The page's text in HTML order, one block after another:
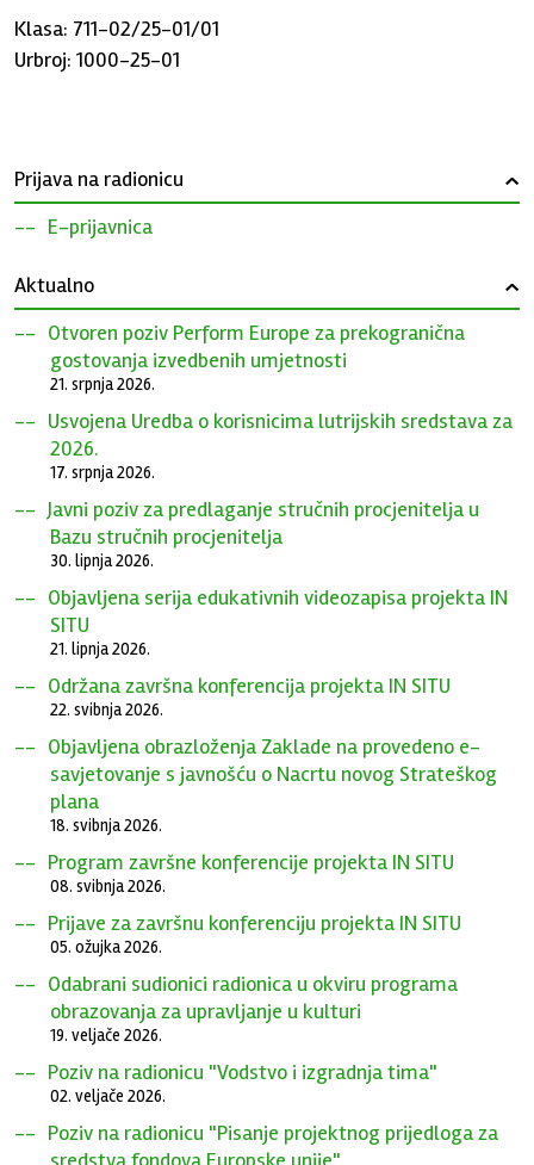
Klasa: 711-02/25-01/01
Urbroj: 1000-25-01
Prijava na radionicu ›
E-prijavnica
Aktualno ›
Otvoren poziv Perform Europe za prekogranična
gostovanja izvedbenih umjetnosti
21. srpnja 2026.
Usvojena Uredba o korisnicima lutrijskih sredstava za
2026.
17. srpnja 2026.
Javni poziv za predlaganje stručnih procjenitelja u
Bazu stručnih procjenitelja
30. lipnja 2026.
Objavljena serija edukativnih videozapisa projekta IN
SITU
21. lipnja 2026.
Održana završna konferencija projekta IN SITU
22. svibnja 2026.
Objavljena obrazloženja Zaklade na provedeno e-
savjetovanje s javnošću o Nacrtu novog Strateškog
plana
18. svibnja 2026.
Program završne konferencije projekta IN SITU
08. svibnja 2026.
Prijave za završnu konferenciju projekta IN SITU
05. ožujka 2026.
Odabrani sudionici radionica u okviru programa
obrazovanja za upravljanje u kulturi
19. veljače 2026.
Poziv na radionicu "Vodstvo i izgradnja tima"
02. veljače 2026.
Poziv na radionicu "Pisanje projektnog prijedloga za
sredstva fondova Europske unije"